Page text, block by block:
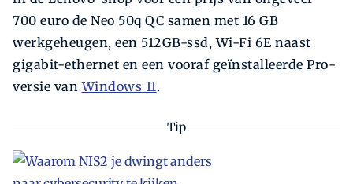
700 euro de Neo 50q QC samen met 16 GB
werkgeheugen, een 512GB-ssd, Wi-Fi 6E naast
gigabit-ethernet en een vooraf geïnstalleerde Pro-
versie vanWindows 11 .
Tip